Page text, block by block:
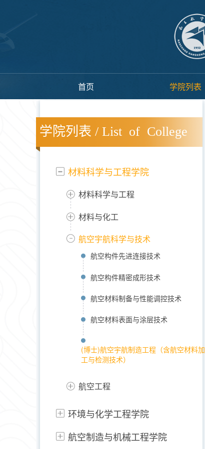
首页 学院列表
学院列表 / List of College
材料科学与工程学院
材料科学与工程
材料与化工
航空宇航科学与技术
航空构件先进连接技术
航空构件精密成形技术
航空材料制备与性能调控技术
航空材料表面与涂层技术
(博士)航空宇航制造工程（含航空材料加
工与检测技术）
航空工程
环境与化学工程学院
航空制造与机械工程学院